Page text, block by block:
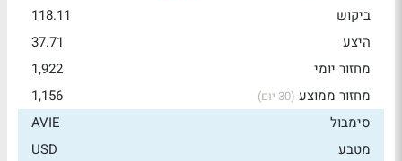
ביקוש
118.11
היצע
37.71
מחזור יומי
1,922
מחזור ממוצע (30 יום)
1,156
סימבול
AVIE
מטבע
USD